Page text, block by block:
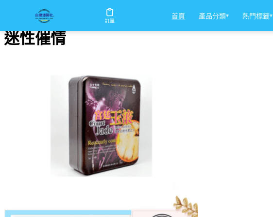
訂單
首頁 產品分類▾ 熱門標籤▾
迷性催情
迷性催情